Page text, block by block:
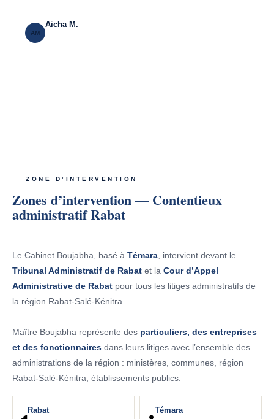
AM
Aicha M.
ZONE D’INTERVENTION
Zones d’intervention — Contentieux
administratif Rabat
Le Cabinet Boujabha, basé à Témara , intervient devant le
Tribunal Administratif de Rabat et la Cour d’Appel
Administrative de Rabat pour tous les litiges administratifs de
la région Rabat-Salé-Kénitra.
Maître Boujabha représente des particuliers, des entreprises
et des fonctionnaires dans leurs litiges avec l’ensemble des
administrations de la région : ministères, communes, région
Rabat-Salé-Kénitra, établissements publics.
Rabat Témara